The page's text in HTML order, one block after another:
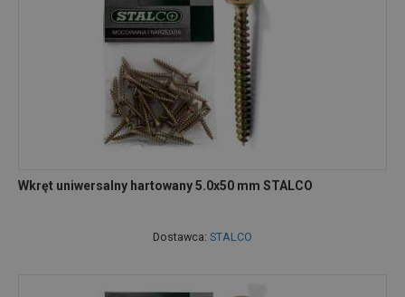
Wkręt uniwersalny hartowany 5.0x50 mm STALCO
Dostawca: STALCO